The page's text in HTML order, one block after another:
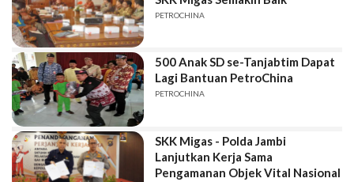
PETROCHINA
500 Anak SD se-Tanjabtim Dapat
Lagi Bantuan PetroChina
PETROCHINA
SKK Migas - Polda Jambi
Lanjutkan Kerja Sama
Pengamanan Objek Vital Nasional